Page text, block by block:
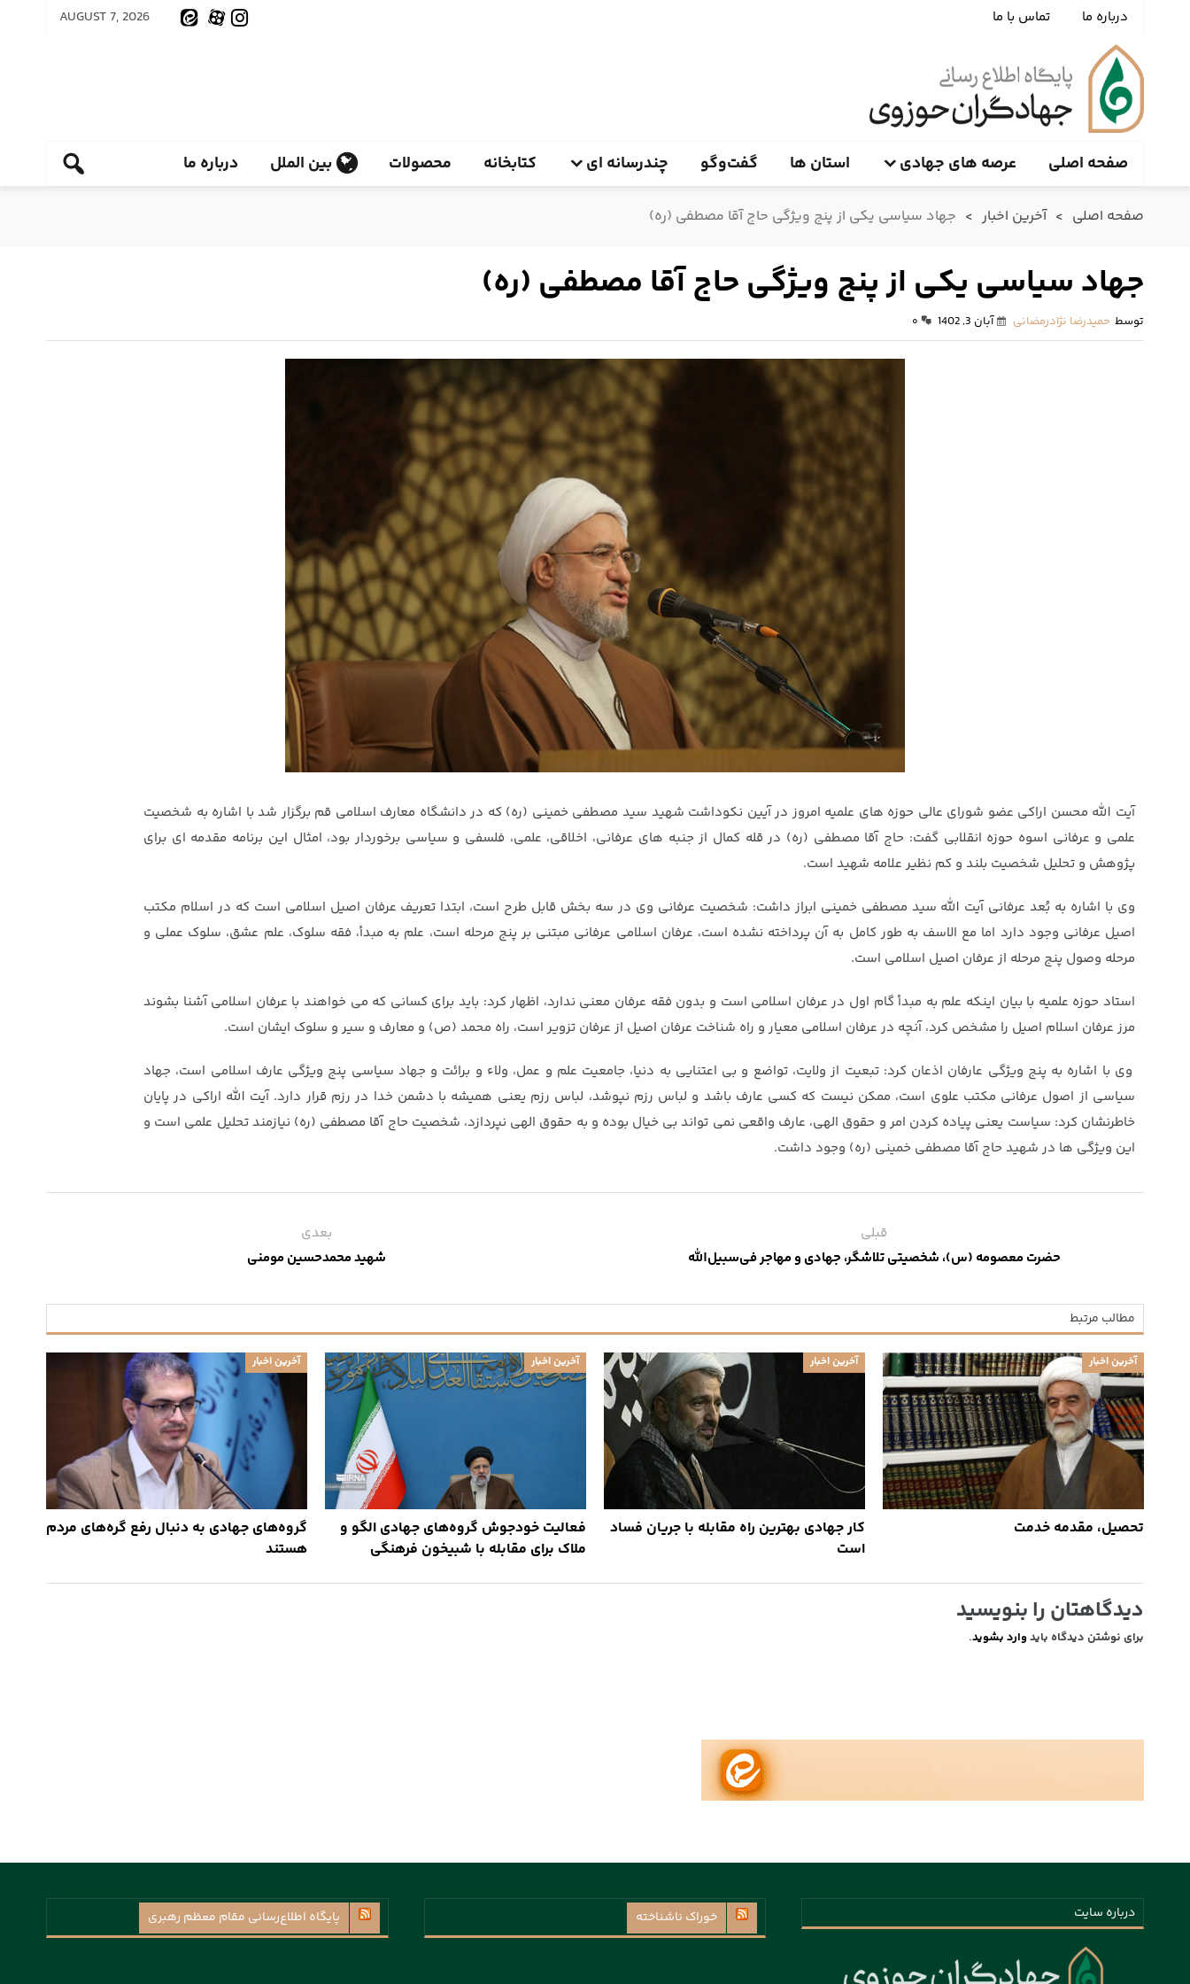
درباره ما تماس با ما AUGUST 7, 2026
صفحه اصلی عرصه های جهادی استان ها گفت‌وگو چندرسانه ای کتابخانه محصولات بین الملل درباره ما
صفحه اصلی > آخرین اخبار > جهاد سیاسی یکی از پنج ویژگی حاج آقا مصطفی (ره)
جهاد سیاسی یکی از پنج ویژگی حاج آقا مصطفی (ره)
توسط حمیدرضا نژادرمضانی آبان 3, 1402 ۰
آیت الله محسن اراکی عضو شورای عالی حوزه های علمیه امروز در آیین نکوداشت شهید سید مصطفی خمینی (ره) که در دانشگاه معارف اسلامی قم برگزار شد با اشاره به شخصیت
علمی و عرفانی اسوه حوزه انقلابی گفت: حاج آقا مصطفی (ره) در قله کمال از جنبه های عرفانی، اخلاقی، علمی، فلسفی و سیاسی برخوردار بود، امثال این برنامه مقدمه ای برای
پژوهش و تحلیل شخصیت بلند و کم نظیر علامه شهید است.
وی با اشاره به بُعد عرفانی آیت الله سید مصطفی خمینی ابراز داشت: شخصیت عرفانی وی در سه بخش قابل طرح است، ابتدا تعریف عرفان اصیل اسلامی است که در اسلام مکتب
اصیل عرفانی وجود دارد اما مع الاسف به طور کامل به آن پرداخته نشده است، عرفان اسلامی عرفانی مبتنی بر پنج مرحله است، علم به مبدأ، فقه سلوک، علم عشق، سلوک عملی و
مرحله وصول پنج مرحله از عرفان اصیل اسلامی است.
استاد حوزه علمیه با بیان اینکه علم به مبدأ گام اول در عرفان اسلامی است و بدون فقه عرفان معنی ندارد، اظهار کرد: باید برای کسانی که می خواهند با عرفان اسلامی آشنا بشوند
مرز عرفان اسلام اصیل را مشخص کرد، آنچه در عرفان اسلامی معیار و راه شناخت عرفان اصیل از عرفان تزویر است، راه محمد (ص) و معارف و سیر و سلوک ایشان است.
وی با اشاره به پنج ویژگی عارفان اذعان کرد: تبعیت از ولایت، تواضع و بی اعتنایی به دنیا، جامعیت علم و عمل، ولاء و برائت و جهاد سیاسی پنج ویژگی عارف اسلامی است، جهاد
سیاسی از اصول عرفانی مکتب علوی است، ممکن نیست که کسی عارف باشد و لباس رزم نپوشد، لباس رزم یعنی همیشه با دشمن خدا در رزم قرار دارد. آیت الله اراکی در پایان
خاطرنشان کرد: سیاست یعنی پیاده کردن امر و حقوق الهی، عارف واقعی نمی تواند بی خیال بوده و به حقوق الهی نپردازد، شخصیت حاج آقا مصطفی (ره) نیازمند تحلیل علمی است و
این ویژگی ها در شهید حاج آقا مصطفی خمینی (ره) وجود داشت.
قبلی
حضرت معصومه (س)، شخصیتی تلاشگر، جهادی و مهاجر فی‌سبیل‌الله
بعدی
شهید محمدحسین مومنی
مطالب مرتبط
آخرین اخبار
تحصیل، مقدمه خدمت
آخرین اخبار
کار جهادی بهترین راه مقابله با جریان فساد
است
آخرین اخبار
فعالیت خودجوش گروه‌های جهادی الگو و
ملاک برای مقابله با شبیخون فرهنگی
آخرین اخبار
گروه‌های جهادی به دنبال رفع گره‌های مردم
هستند
دیدگاهتان را بنویسید
برای نوشتن دیدگاه باید وارد بشوید.
درباره سایت خوراک ناشناخته پايگاه اطلاع‌رسانی مقام معظم رهبری